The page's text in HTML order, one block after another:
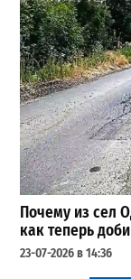
Почему из сел
как теперь
23-07-2026 в 14:36